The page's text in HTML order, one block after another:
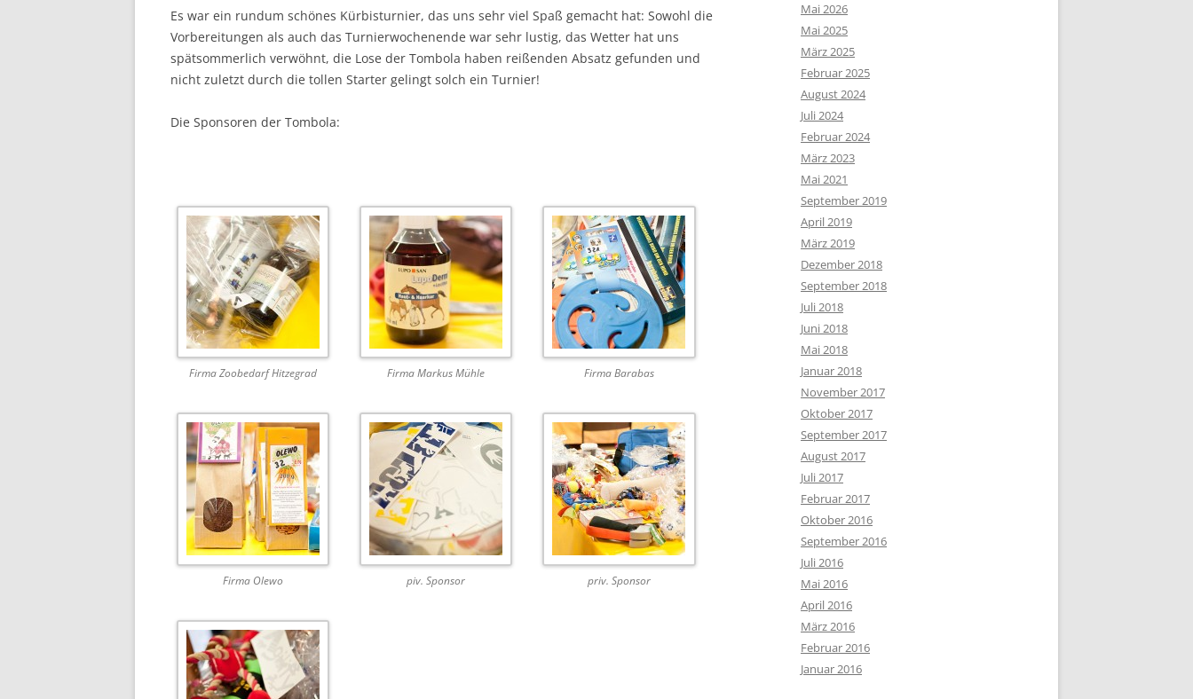
Es war ein rundum schönes Kürbisturnier, das uns sehr viel Spaß gemacht hat: Sowohl die
Vorbereitungen als auch das Turnierwochenende war sehr lustig, das Wetter hat uns
spätsommerlich verwöhnt, die Lose der Tombola haben reißenden Absatz gefunden und
nicht zuletzt durch die tollen Starter gelingt solch ein Turnier!
Die Sponsoren der Tombola:
Firma Zoobedarf Hitzegrad Firma Markus Mühle Firma Barabas
Firma Olewo piv. Sponsor priv. Sponsor
Mai 2026
Mai 2025
März 2025
Februar 2025
August 2024
Juli 2024
Februar 2024
März 2023
Mai 2021
September 2019
April 2019
März 2019
Dezember 2018
September 2018
Juli 2018
Juni 2018
Mai 2018
Januar 2018
November 2017
Oktober 2017
September 2017
August 2017
Juli 2017
Februar 2017
Oktober 2016
September 2016
Juli 2016
Mai 2016
April 2016
März 2016
Februar 2016
Januar 2016